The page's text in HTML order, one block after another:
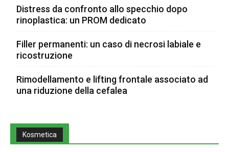
Distress da confronto allo specchio dopo
rinoplastica: un PROM dedicato
Filler permanenti: un caso di necrosi labiale e
ricostruzione
Rimodellamento e lifting frontale associato ad
una riduzione della cefalea
Kosmetica